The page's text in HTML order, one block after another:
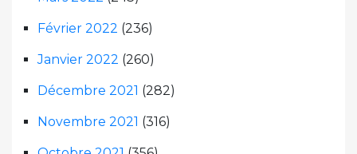
Février 2022 (236)
Janvier 2022 (260)
Décembre 2021 (282)
Novembre 2021 (316)